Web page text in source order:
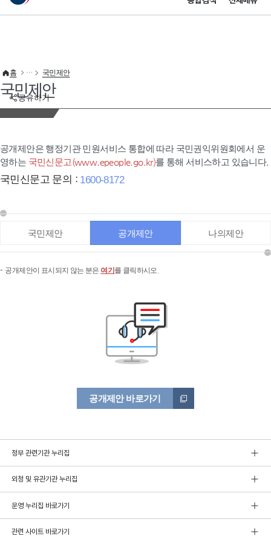
이 누리집은 대한민국 공식 전자정부 누리집입니다.
공유하기
홈 국민제안
국민제안
공개제안은 행정기관 민원서비스 통합에 따라 국민권익위원회에서 운
영하는 국민신문고(www.epeople.go.kr)를 통해 서비스하고 있습니다.
국민신문고 문의 : 1600-8172
국민제안 공개제안 나의제안
공개제안이 표시되지 않는 분은 여기 를 클릭하시오.
공개제안 바로가기
정부 관련기관 누리집
외청 및 유관기관 누리집
운영 누리집 바로가기
관련 사이트 바로가기